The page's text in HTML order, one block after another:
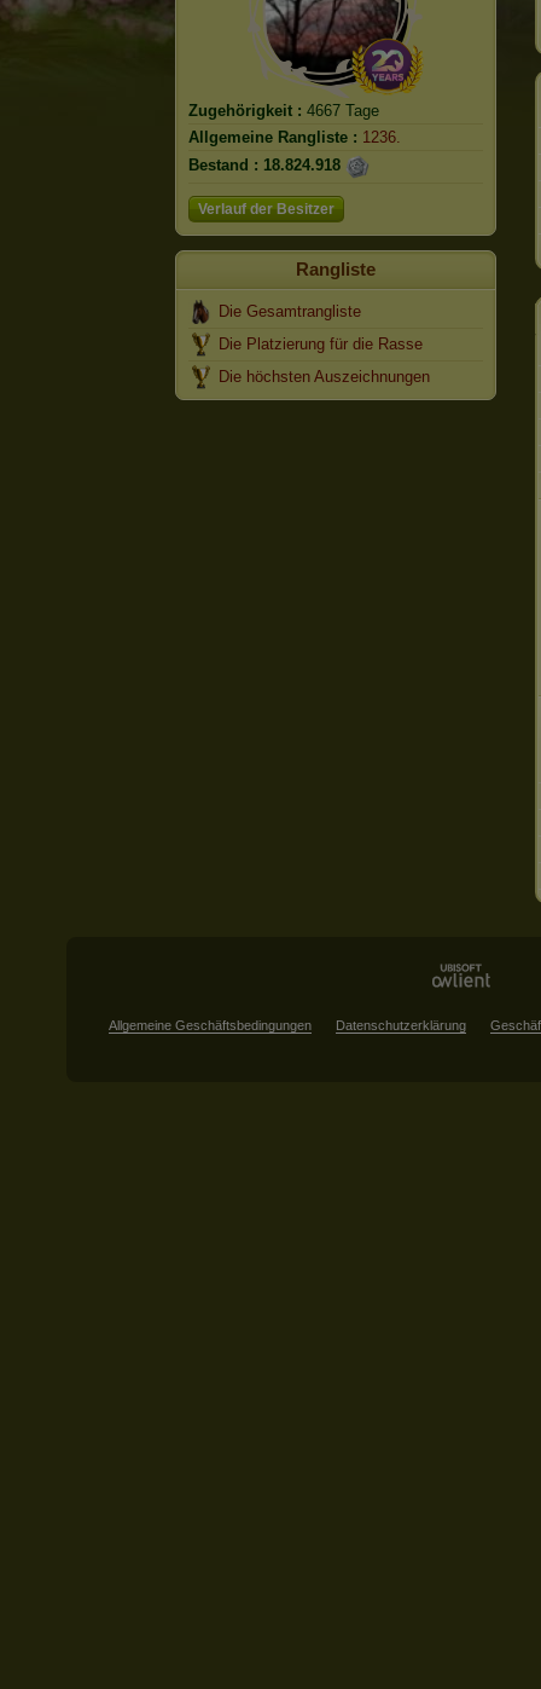
Zugehörigkeit : 4667 Tage
Allgemeine Rangliste : 1236.
Bestand : 18.824.918
Verlauf der Besitzer
Rangliste
Die Gesamtrangliste
Die Platzierung für die Rasse
Die höchsten Auszeichnungen
Allgemeine Geschäftsbedingungen Datenschutzerklärung